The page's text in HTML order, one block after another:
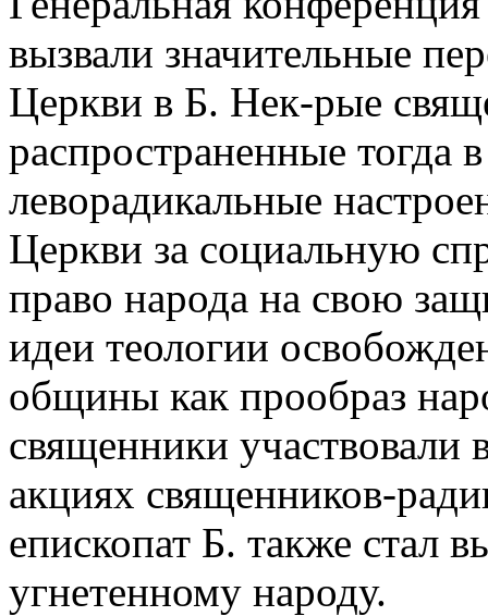
вызвали значительные
Церкви в Б. Нек-рые
распространенные тогда
леворадикальные
Церкви за социальную
право народа на свою
идеи теологии
общины как прообраз
священники участвовали
акциях священников-
епископат Б. также стал
угнетенному народу.